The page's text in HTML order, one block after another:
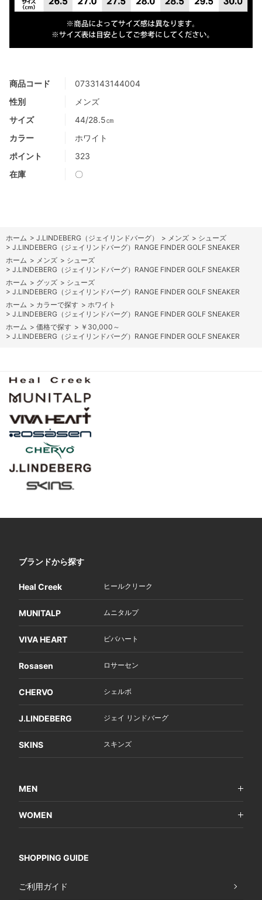
商品コード
0733143144004
性別
メンズ
サイズ
44/28.5㎝
カラー
ホワイト
ポイント
323
在庫
〇
ホーム > J.LINDEBERG（ジェイリンドバーグ） > メンズ > シューズ
> J.LINDEBERG（ジェイリンドバーグ）RANGE FINDER GOLF SNEAKER
ホーム > メンズ > シューズ
> J.LINDEBERG（ジェイリンドバーグ）RANGE FINDER GOLF SNEAKER
ホーム > グッズ > シューズ
> J.LINDEBERG（ジェイリンドバーグ）RANGE FINDER GOLF SNEAKER
ホーム > カラーで探す > ホワイト
> J.LINDEBERG（ジェイリンドバーグ）RANGE FINDER GOLF SNEAKER
ホーム > 価格で探す > ￥30,000～
> J.LINDEBERG（ジェイリンドバーグ）RANGE FINDER GOLF SNEAKER
ブランドから探す
Heal Creek ヒールクリーク
MUNITALP ムニタルプ
VIVA HEART ビバハート
Rosasen ロサーセン
CHERVO シェルボ
J.LINDEBERG ジェイ リンドバーグ
SKINS スキンズ
MEN
WOMEN
SHOPPING GUIDE
ご利用ガイド